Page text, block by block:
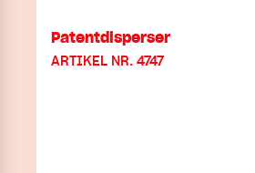
Patentdisperser
ARTIKEL NR. 4747